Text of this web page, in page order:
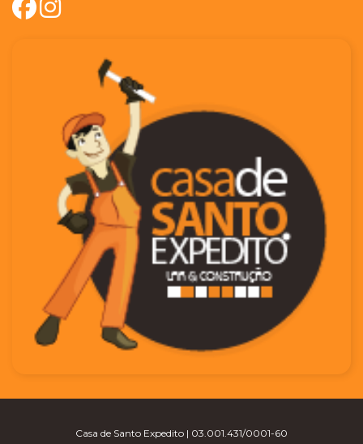
Casa de Santo Expedito | 03.001.431/0001-60